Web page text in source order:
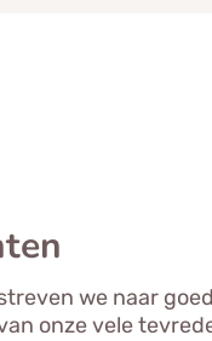
we naar
onze vele